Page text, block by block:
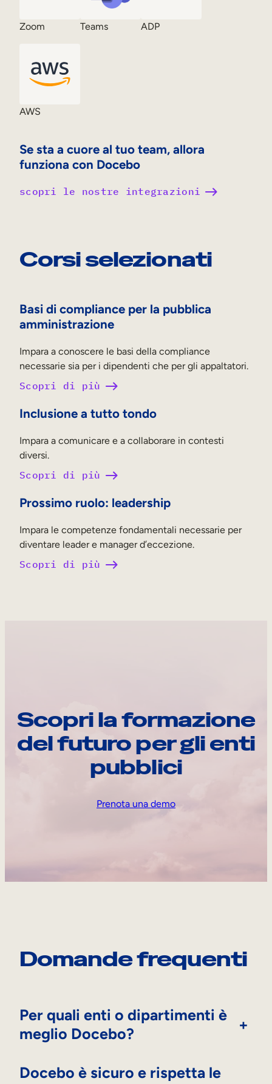
Se sta a cuore al tuo team, allora
funziona con Docebo
Zoom Teams ADP
AWS
scopri le nostre integrazioni
Corsi selezionati
Basi di compliance per la pubblica
amministrazione
Impara a conoscere le basi della compliance
necessarie sia per i dipendenti che per gli appaltatori.
Scopri di più
Inclusione a tutto tondo
Impara a comunicare e a collaborare in contesti
diversi.
Scopri di più
Prossimo ruolo: leadership
Impara le competenze fondamentali necessarie per
diventare leader e manager d’eccezione.
Scopri di più
Scopri la formazione
del futuro per gli enti
pubblici
Prenota una demo
Domande frequenti
Per quali enti o dipartimenti è
meglio Docebo?
+
Docebo è sicuro e rispetta le